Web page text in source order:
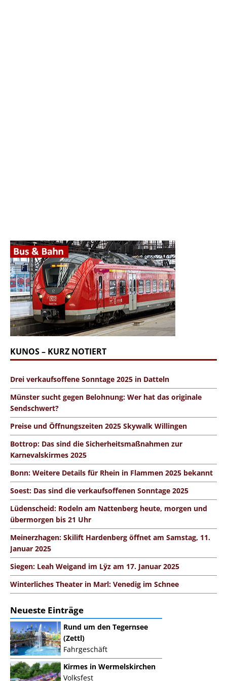
KUNOS – KURZ NOTIERT
Drei verkaufsoffene Sonntage 2025 in Datteln
Münster sucht gegen Belohnung: Wer hat das originale
Sendschwert?
Preise und Öffnungszeiten 2025 Skywalk Willingen
Bottrop: Das sind die Sicherheitsmaßnahmen zur
Karnevalskirmes 2025
Bonn: Weitere Details für Rhein in Flammen 2025 bekannt
Soest: Das sind die verkaufsoffenen Sonntage 2025
Lüdenscheid: Rodeln am Nattenberg heute, morgen und
übermorgen bis 21 Uhr
Meinerzhagen: Skilift Hardenberg öffnet am Samstag, 11.
Januar 2025
Siegen: Leah Weigand im Lÿz am 17. Januar 2025
Winterliches Theater in Marl: Venedig im Schnee
Neueste Einträge
Rund um den Tegernsee
(Zettl)
Fahrgeschäft
Kirmes in Wermelskirchen
Volksfest